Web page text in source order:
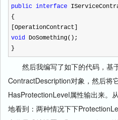
public interface
{
[OperationContract]
void DoSomething();
}
然后我编写了如下的代码，基
ContractDescription对象，然后将
HasProtectionLevel属性输出来。
地看到：两种情况下下